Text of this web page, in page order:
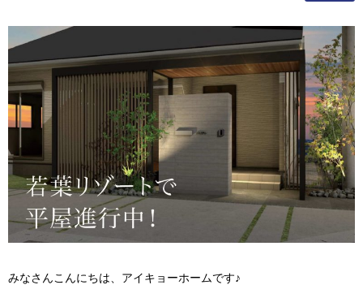
みなさんこんにちは、アイキョーホームです♪